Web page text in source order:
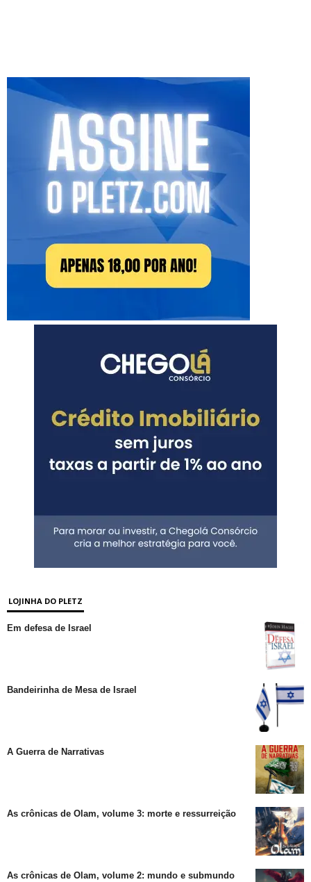
LOJINHA DO PLETZ
Em defesa de Israel
Bandeirinha de Mesa de Israel
A Guerra de Narrativas
As crônicas de Olam, volume 3: morte e ressurreição
As crônicas de Olam, volume 2: mundo e submundo